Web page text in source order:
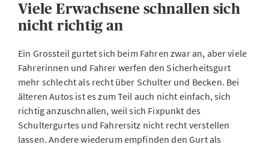
Viele Erwachsene schnallen sich
nicht richtig an
Ein Grossteil gurtet sich beim Fahren zwar an, aber viele
Fahrerinnen und Fahrer werfen den Sicherheitsgurt
mehr schlecht als recht über Schulter und Becken. Bei
älteren Autos ist es zum Teil auch nicht einfach, sich
richtig anzuschnallen, weil sich Fixpunkt des
Schultergurtes und Fahrersitz nicht recht verstellen
lassen. Andere wiederum empfinden den Gurt als